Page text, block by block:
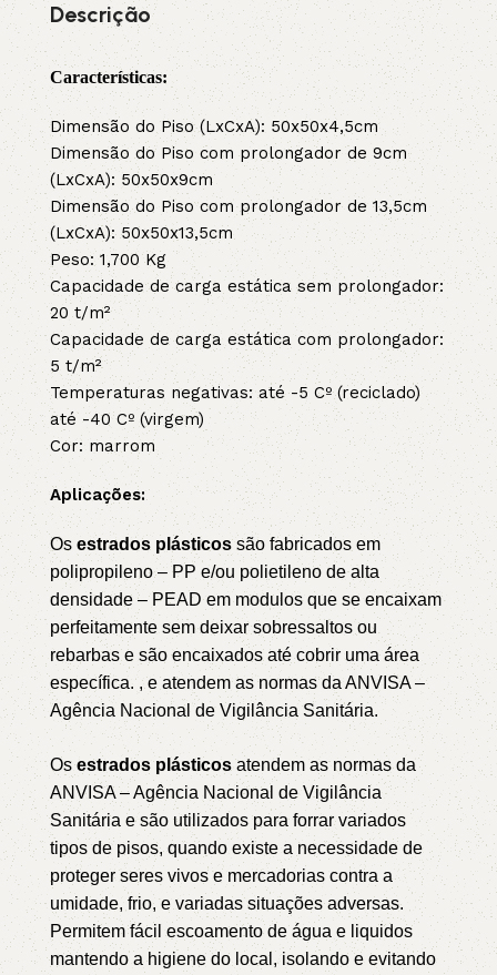
Descrição
Características:
Dimensão do Piso (LxCxA): 50x50x4,5cm
Dimensão do Piso com prolongador de 9cm
(LxCxA): 50x50x9cm
Dimensão do Piso com prolongador de 13,5cm
(LxCxA): 50x50x13,5cm
Peso: 1,700 Kg
Capacidade de carga estática sem prolongador:
20 t/m²
Capacidade de carga estática com prolongador:
5 t/m²
Temperaturas negativas: até -5 Cº (reciclado)
até -40 Cº (virgem)
Cor: marrom
Aplicações:
Os estrados plásticossão fabricados em
polipropileno – PP e/ou polietileno de alta
densidade – PEAD em modulos que se encaixam
perfeitamente sem deixar sobressaltos ou
rebarbas e são encaixados até cobrir uma área
específica. , e atendem as normas da ANVISA –
Agência Nacional de Vigilância Sanitária.
Osestrados plásticosatendem as normas da
ANVISA – Agência Nacional de Vigilância
Sanitária e são utilizados para forrar variados
tipos de pisos, quando existe a necessidade de
proteger seres vivos e mercadorias contra a
umidade, frio, e variadas situações adversas.
Permitem fácil escoamento de água e liquidos
mantendo a higiene do local, isolando e evitando